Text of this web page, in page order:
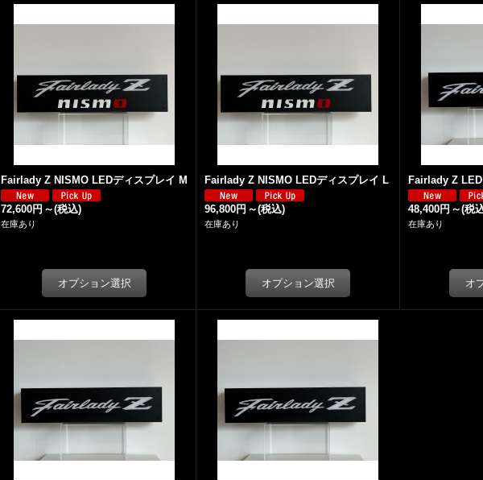
Fairlady Z NISMO LEDディスプレイ M
72,600円 ～(税込)
在庫あり
Fairlady Z NISMO LEDディスプレイ L
96,800円 ～(税込)
在庫あり
Fairlady Z
48,400円 ～(税
在庫あり